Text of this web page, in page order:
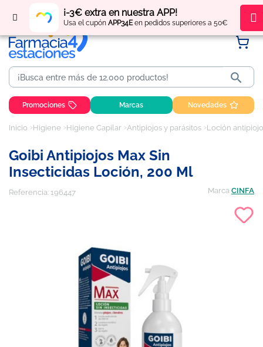
¡-3€ extra en nuestra APP!
Usa el cupón APP34Een pedidos superiores a 50€
Regístratey obtén puntos por tus compras

Promociones Marcas Novedades
Inicio Higiene Higiene Capilar Antipiojos y parásitos Loción
Goibi Antipiojos Max Sin
Insecticidas Loción, 200 Ml
Referencia: 196447 Marca CINFA